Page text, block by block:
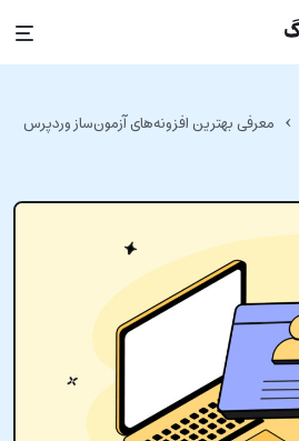
› معرفی بهترین افزونه‌های آزمون‌ساز وردپرس